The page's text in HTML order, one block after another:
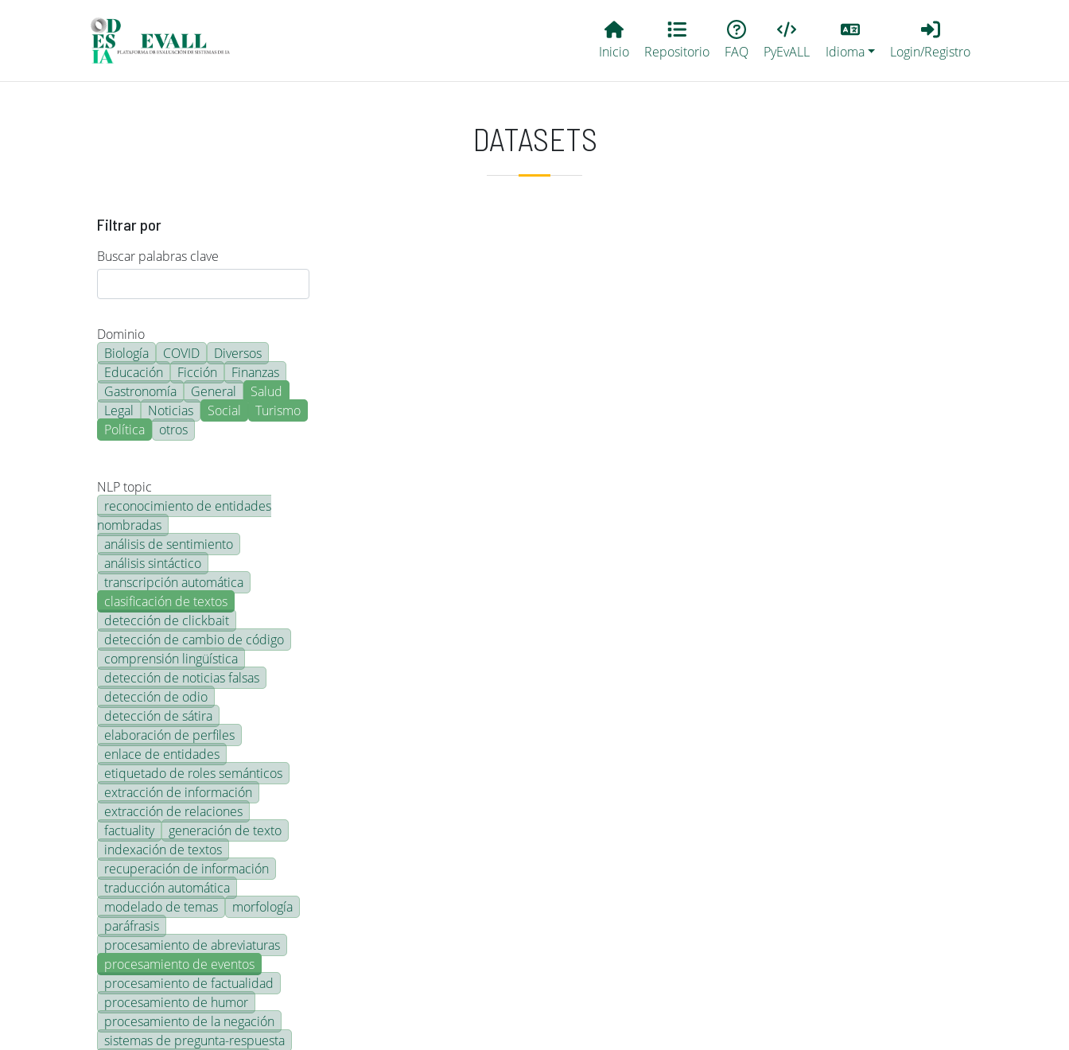
Main EvALL
Inicio Repositorio FAQ PyEvALL
Lang
Idioma
Login_Registro
Login/Registro
DATASETS
Filtrar por
Buscar palabras clave
Dominio
Biología
COVID
Diversos
Educación
Ficción
Finanzas
Gastronomía
General
Salud
Legal
Noticias Social
Turismo
Política
otros
NLP topic
reconocimiento de entidades
nombradas
análisis de sentimiento
análisis sintáctico
transcripción automática
clasificación de textos
detección de clickbait
detección de cambio de código
comprensión lingüística
detección de noticias falsas
detección de odio
detección de sátira
elaboración de perfiles
enlace de entidades
etiquetado de roles semánticos
extracción de información
extracción de relaciones
factuality
generación de texto
indexación de textos
recuperación de información
traducción automática
modelado de temas
morfología
paráfrasis
procesamiento de abreviaturas
procesamiento de eventos
procesamiento de factualidad
procesamiento de humor
procesamiento de la negación
sistemas de pregunta-respuesta